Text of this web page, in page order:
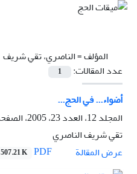
المؤلف =الناصري، تقي شریف
عدد المقالات:
1
أضواء... في الحج...
المجلد 12، العدد 23، 2005، الصفحة
تقي شریف الناصري
عرض المقالة
507.21 K